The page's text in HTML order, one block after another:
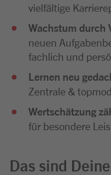
vielfältige
Wachstum durch
neuen
fachlich und
Lernen neu
Zentrale &
Wertschätzung
für besondere
Das sind